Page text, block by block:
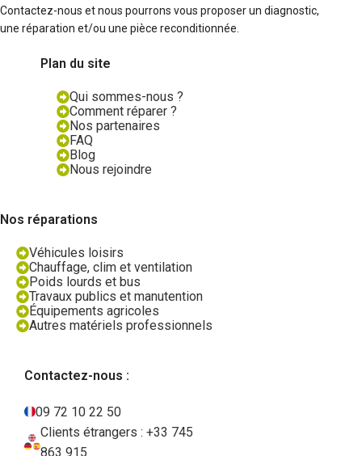
Contactez-nous et nous pourrons vous proposer un diagnostic,
une réparation et/ou une pièce reconditionnée.
Plan du site
Qui sommes-nous ?
Comment réparer ?
Nos partenaires
FAQ
Blog
Nous rejoindre
Nos réparations
Véhicules loisirs
Chauffage, clim et ventilation
Poids lourds et bus
Travaux publics et manutention
Équipements agricoles
Autres matériels professionnels
Contactez-nous :
09 72 10 22 50
Clients étrangers : +33 745
863 915